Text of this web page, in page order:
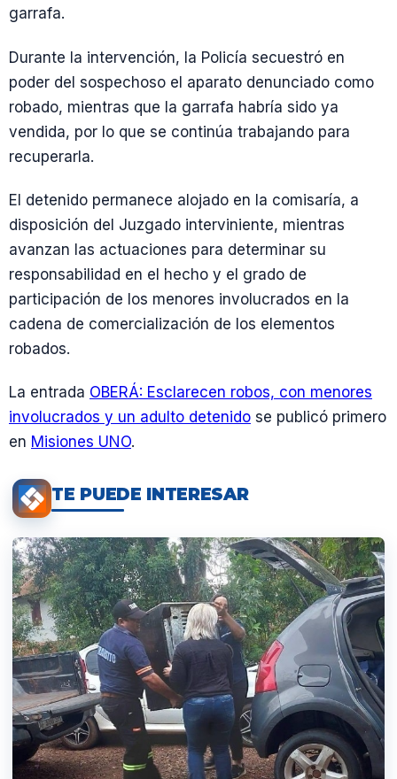
garrafa.
Durante la intervención, la Policía secuestró en
poder del sospechoso el aparato denunciado como
robado, mientras que la garrafa habría sido ya
vendida, por lo que se continúa trabajando para
recuperarla.
El detenido permanece alojado en la comisaría, a
disposición del Juzgado interviniente, mientras
avanzan las actuaciones para determinar su
responsabilidad en el hecho y el grado de
participación de los menores involucrados en la
cadena de comercialización de los elementos
robados.
La entrada OBERÁ: Esclarecen robos, con menores
involucrados y un adulto detenido se publicó primero
en Misiones UNO.
TE PUEDE INTERESAR